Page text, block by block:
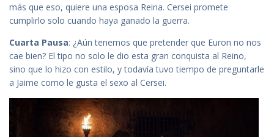
más que eso, quiere una esposa Reina. Cersei promete
cumplirlo solo cuando haya ganado la guerra.
Cuarta Pausa: ¿Aún tenemos que pretender que Euron no nos
cae bien? El tipo no solo le dio esta gran conquista al Reino,
sino que lo hizo con estilo, y todavía tuvo tiempo de preguntarle
a Jaime como le gusta el sexo al Cersei.